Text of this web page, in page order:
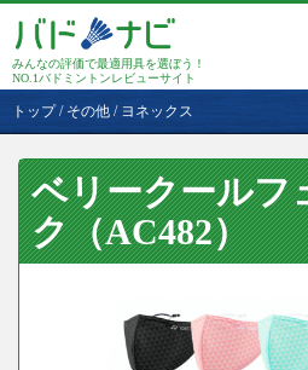
みんなの評価で最適用具を選ぼう！
NO.1バドミントンレビューサイト
トップ/ その他 / ヨネックス
ベリークールフ
ク（AC482）